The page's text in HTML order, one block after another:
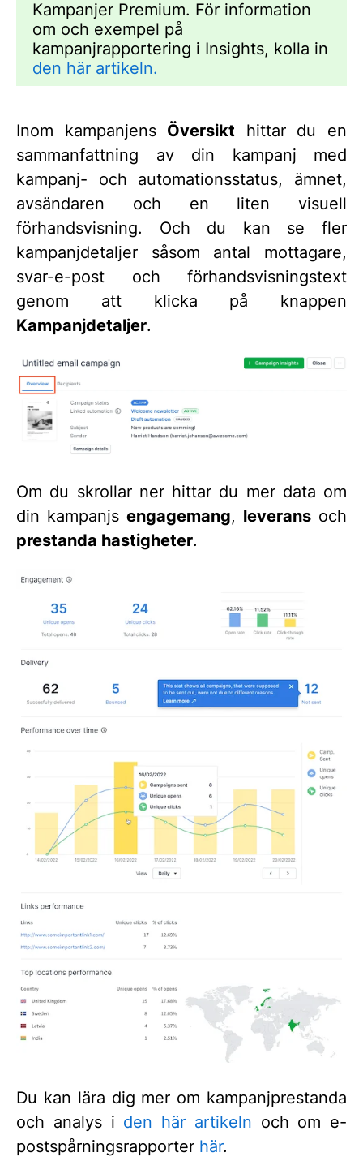
Kampanjer Premium. För information
om och exempel på
kampanjrapportering i Insights, kolla in
den här artikeln.
Inom kampanjens Översikt hittar du en
sammanfattning av din kampanj med
kampanj- och automationsstatus, ämnet,
avsändaren och en liten visuell
förhandsvisning. Och du kan se fler
kampanjdetaljer såsom antal mottagare,
svar-e-post och förhandsvisningstext
genom att klicka på knappen
Kampanjdetaljer.
Om du skrollar ner hittar du mer data om
din kampanjs engagemang, leverans och
prestanda hastigheter.
Du kan lära dig mer om kampanjprestanda
och analys i den här artikeln och om e-
postspårningsrapporter här.